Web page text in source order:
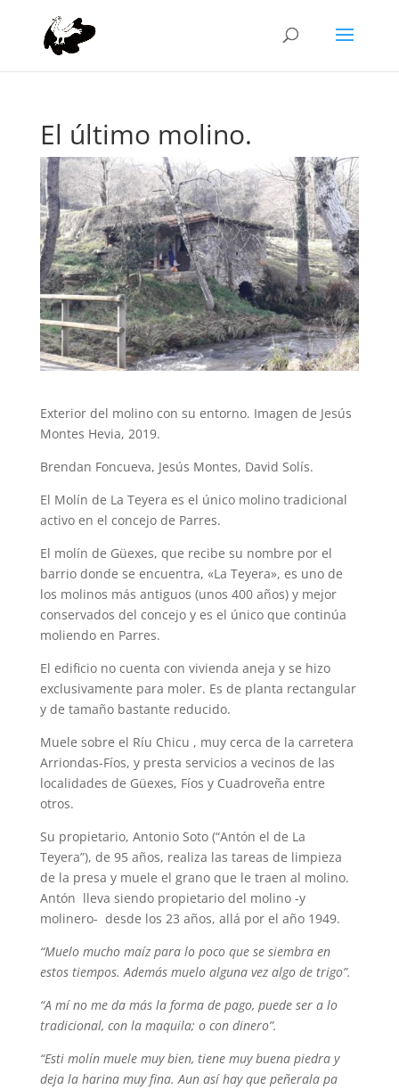
El último molino.
Exterior del molino con su entorno. Imagen de Jesús
Montes Hevia, 2019.
Brendan Foncueva, Jesús Montes, David Solís.
El Molín de La Teyera es el único molino tradicional
activo en el concejo de Parres.
El molín de Güexes, que recibe su nombre por el
barrio donde se encuentra, «La Teyera», es uno de
los molinos más antiguos (unos 400 años) y mejor
conservados del concejo y es el único que continúa
moliendo en Parres.
El edificio no cuenta con vivienda aneja y se hizo
exclusivamente para moler. Es de planta rectangular
y de tamaño bastante reducido.
Muele sobre el Ríu Chicu , muy cerca de la carretera
Arriondas-Fíos, y presta servicios a vecinos de las
localidades de Güexes, Fíos y Cuadroveña entre
otros.
Su propietario, Antonio Soto (“Antón el de La
Teyera”), de 95 años, realiza las tareas de limpieza
de la presa y muele el grano que le traen al molino.
Antón lleva siendo propietario del molino -y
molinero- desde los 23 años, allá por el año 1949.
“Muelo mucho maíz para lo poco que se siembra en
estos tiempos. Además muelo alguna vez algo de trigo”.
“A mí no me da más la forma de pago, puede ser a lo
tradicional, con la maquila; o con dinero”.
“Esti molín muele muy bien, tiene muy buena piedra y
deja la harina muy fina. Aun así hay que peñerala pa